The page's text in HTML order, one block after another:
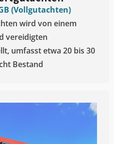
(Vollgutachten)
wird von einem
vereidigten
umfasst etwa 20 bis 30
Bestand